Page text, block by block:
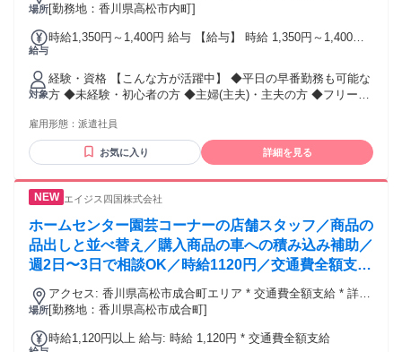
場所
「高松」駅より徒歩10分 ※交通費支給
[勤務地：香川県高松市内町]
給与
時給1,350円～1,400円 給与 【給与】 時給 1,350円～1,400円
≪銀行口座指定なし！≫ 【日・週払いOK】 急な出費も安心♪
月に最大5回のお給料日！ 毎週火曜日・金曜日に申請OK★
対象
経験・資格 【こんな方が活躍中】 ◆平日の早番勤務も可能な
方 ◆未経験・初心者の方 ◆主婦(主夫)・主夫の方 ◆フリータ
◆何かしらの販売経験がある方
雇用形態： 派遣社員
お気に入り 詳細を見る
エイジス四国株式会社
ホームセンター園芸コーナーの店舗スタッフ／商品の
品出しと並べ替え／購入商品の車への積み込み補助／
週2日〜3日で相談OK／時給1120円／交通費全額支給
／未経験歓迎／20代〜60代活躍中
場所
アクセス: 香川県高松市成合町エリア * 交通費全額支給 * 詳細
なアクセス環境や通勤手段については面談時にご確認くださ
[勤務地：香川県高松市成合町]
時給1,120円以上 給与: 時給 1,120円 * 交通費全額支給